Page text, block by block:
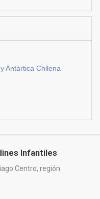
Antártica Chilena
Infantiles
Centro, región